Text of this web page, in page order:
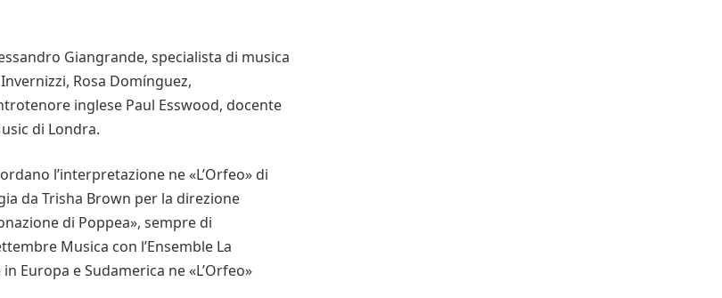
Giangrande, specialista di musica
Rosa Domínguez,
inglese Paul Esswood, docente
di Londra.
l’interpretazione ne «L’Orfeo» di
da Trisha Brown per la direzione
di Poppea», sempre di
Musica con l’Ensemble La
Europa e Sudamerica ne «L’Orfeo»